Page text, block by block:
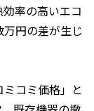
率の高いエコ
円の差が生じ
コミ価格」と